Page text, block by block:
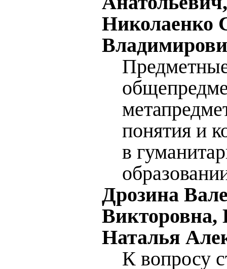
Николаенко
понятия и
в
Дрозина
Наталья
К вопросу